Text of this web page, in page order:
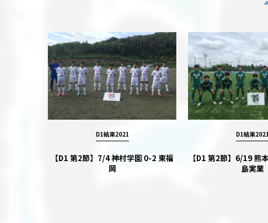
D1結果2021
【D1 第2節】7/4 神村学園 0-2 東福
岡
D1結果2021
【D1 第2節】6/19 熊
島実業